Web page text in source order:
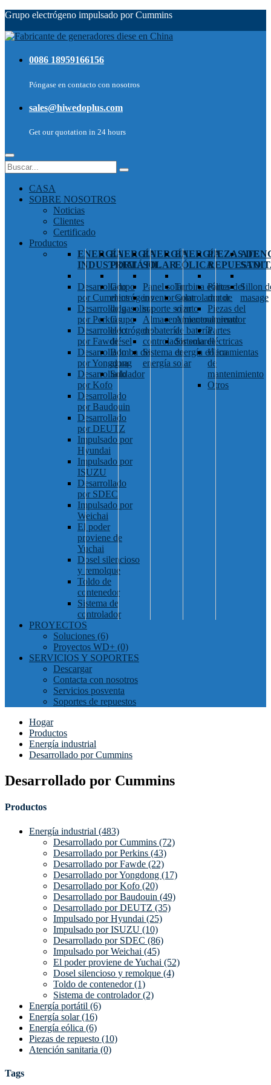
Grupo electrógeno impulsado por Cummins
0086 18959166156
Póngase en contacto con nosotros
sales@hiwedoplus.com
Get our quotation in 24 hours
CASA
SOBRE NOSOTROS
Noticias
Clientes
Certificado
Productos
ENERGÍA
INDUSTRIAL
Desarrollado
por Cummins
Desarrollado
por Perkins
Desarrollado
por Fawde
Desarrollado
por Yongdong
Desarrollado
por Kofo
Desarrollado
por Baudouin
Desarrollado
por DEUTZ
Impulsado por
Hyundai
Impulsado por
ISUZU
Desarrollado
por SDEC
Impulsado por
Weichai
El poder
proviene de
Yuchai
Dosel silencioso
y remolque
Toldo de
contenedor
Sistema de
controlador
ENERGÍA
PORTÁTIL
Grupo
electrógeno
de gasolina
Grupo
electrógeno
diésel
Bomba de
agua
Soldador
ENERGÍA
SOLAR
Panel solar
inventor solar
soporte solar
Almacenamiento
de batería
controlador solar
Sistema de
energía solar
ENERGÍA
EÓLICA
Turbina eólica
Controlador de
viento
Almacenamiento
de batería
Sistema de
energía eólica
PIEZAS DE
REPUESTO
Partes del
motor
Piezas del
alternador
Partes
eléctricas
Herramientas
de
mantenimiento
Otros
Sillon
masage
PROYECTOS
Soluciones (6)
Proyectos WD+ (0)
SERVICIOS Y SOPORTES
Descargar
Contacta con nosotros
Servicios posventa
Soportes de repuestos
Hogar
Productos
Energía industrial
Desarrollado por Cummins
Desarrollado por Cummins
Productos
Energía industrial (483)
Desarrollado por Cummins (72)
Desarrollado por Perkins (43)
Desarrollado por Fawde (22)
Desarrollado por Yongdong (17)
Desarrollado por Kofo (20)
Desarrollado por Baudouin (49)
Desarrollado por DEUTZ (35)
Impulsado por Hyundai (25)
Impulsado por ISUZU (10)
Desarrollado por SDEC (86)
Impulsado por Weichai (45)
El poder proviene de Yuchai (52)
Dosel silencioso y remolque (4)
Toldo de contenedor (1)
Sistema de controlador (2)
Energía portátil (6)
Energía solar (16)
Energía eólica (6)
Piezas de repuesto (10)
Atención sanitaria (0)
Tags